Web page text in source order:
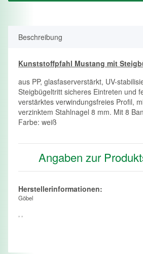
Beschreibung
Kunststoffpfahl Mustang mit
aus PP, glasfaserverstärkt, UV-
Steigbügeltritt sicheres Eintreten und
verstärktes verwindungsfreies Profil,
verzinktem Stahlnagel 8 mm. Mit 8
Farbe: weiß
Angaben zur
Herstellerinformationen:
Göbel
, ,